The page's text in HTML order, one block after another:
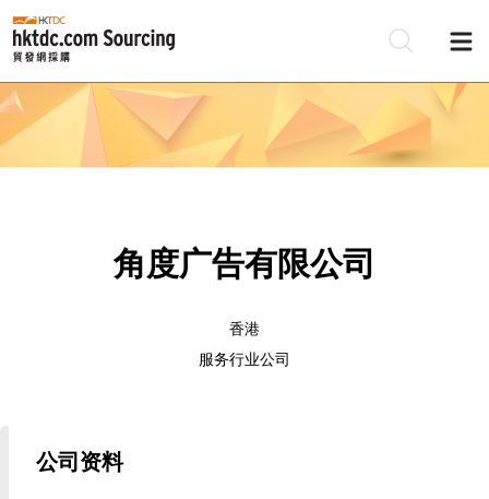
角度广告有限公司
香港
服务行业公司
公司资料